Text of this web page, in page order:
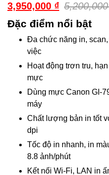
3,950,000 ₫
Đặc điểm nổi bật
Đa chức năng in,
việc
Hoạt động trơn tru,
mực
Dùng mực Canon GI-
máy
Chất lượng bản in tốt
dpi
Tốc độ in nhanh, in
8.8 ảnh/phút
Kết nối Wi-Fi, LAN in